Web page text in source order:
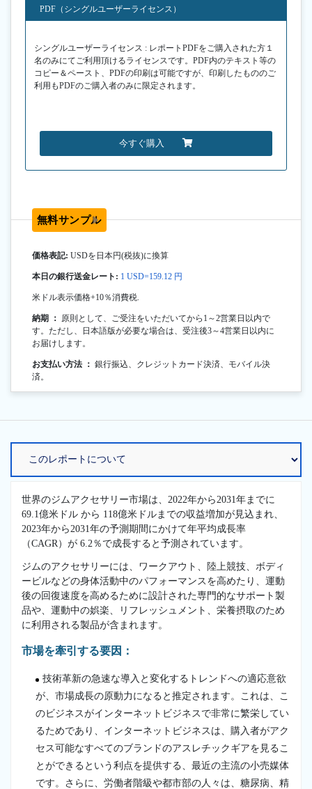
PDF（シングルユーザーライセンス）
シングルユーザーライセンス : レポートPDFをご購入された方１
名のみにてご利用頂けるライセンスです。PDF内のテキスト等の
コピー＆ペースト、PDFの印刷は可能ですが、印刷したもののご
利用もPDFのご購入者のみに限定されます。
今すぐ購入
無料サンプル
価格表記: USDを日本円(税抜)に換算
本日の銀行送金レート: 1 USD=159.12 円
米ドル表示価格+10％消費税.
納期 ： 原則として、ご受注をいただいてから1～2営業日以内で
す。ただし、日本語版が必要な場合は、受注後3～4営業日以内に
お届けします。
お支払い方法 ： 銀行振込、クレジットカード決済、モバイル決
済。
世界のジムアクセサリー市場は、2022年から2031年までに
69.1億米ドル から 118億米ドルまでの収益増加が見込まれ、
2023年から2031年の予測期間にかけて年平均成長率
（CAGR）が 6.2％で成長すると予測されています。
ジムのアクセサリーには、ワークアウト、陸上競技、ボディ
ービルなどの身体活動中のパフォーマンスを高めたり、運動
後の回復速度を高めるために設計された専門的なサポート製
品や、運動中の娯楽、リフレッシュメント、栄養摂取のため
に利用される製品が含まれます。
市場を牽引する要因：
技術革新の急速な導入と変化するトレンドへの適応意欲
が、市場成長の原動力になると推定されます。これは、こ
のビジネスがインターネットビジネスで非常に繁栄してい
るためであり、インターネットビジネスは、購入者がアク
セス可能なすべてのブランドのアスレチックギアを見るこ
とができるという利点を提供する、最近の主流の小売媒体
です。さらに、労働者階級や都市部の人々は、糖尿病、精